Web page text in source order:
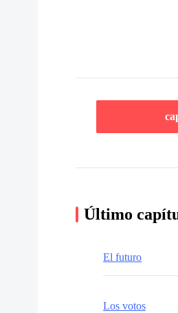
Último
El futuro
Los votos